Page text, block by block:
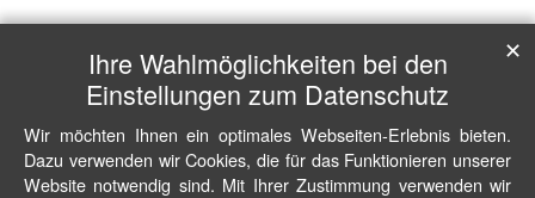
Ihre Wahlmöglichkeiten bei den
Einstellungen zum Datenschutz
Wir möchten Ihnen ein optimales Webseiten-Erlebnis bieten.
Dazu verwenden wir Cookies, die für das Funktionieren unserer
Website notwendig sind. Mit Ihrer Zustimmung verwenden wir
✕